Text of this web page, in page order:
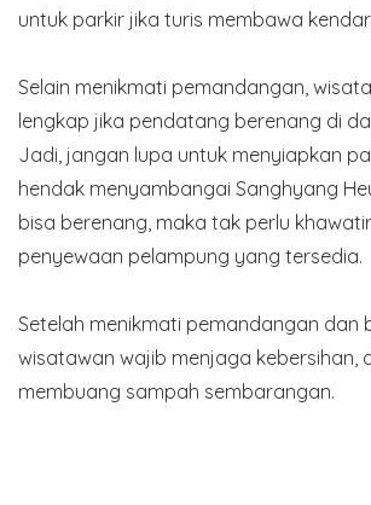
untuk parkir jika turis membawa
Selain menikmati pemandangan,
lengkap jika pendatang berenang di
Jadi, jangan lupa untuk menyiapkan
hendak menyambangai Sanghyang
bisa berenang, maka tak perlu
penyewaan pelampung yang tersedia.
Setelah menikmati pemandangan dan
wisatawan wajib menjaga kebersihan,
membuang sampah sembarangan.